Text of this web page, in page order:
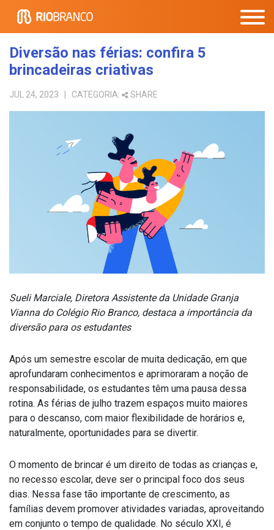
Diversão nas férias: confira 5
brincadeiras criativas
JUL 24, 2023 | CATEGORIA: SHARE
Sueli Marciale, Diretora Assistente da Unidade Granja
Vianna do Colégio Rio Branco, destaca a importância da
diversão para os estudantes
Após um semestre escolar de muita dedicação, em que
aprofundaram conhecimentos e aprimoraram a noção de
responsabilidade, os estudantes têm uma pausa dessa
rotina. As férias de julho trazem espaços muito maiores
para o descanso, com maior flexibilidade de horários e,
naturalmente, oportunidades para se divertir.
O momento de brincar é um direito de todas as crianças e,
no recesso escolar, deve ser o principal foco dos seus
dias. Nessa fase tão importante de crescimento, as
famílias devem promover atividades variadas, aproveitando
em conjunto o tempo de qualidade. No século XXI, é